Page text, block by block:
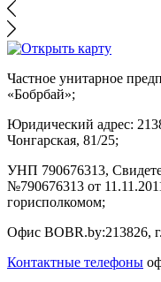
Частное унитарное
«Бобрбай»;
Юридический адрес:
Чонгарская, 81/25;
УНП 790676313,
№790676313 от
горисполкомом;
Офис BOBR.by:213826,
Контактные телефоны